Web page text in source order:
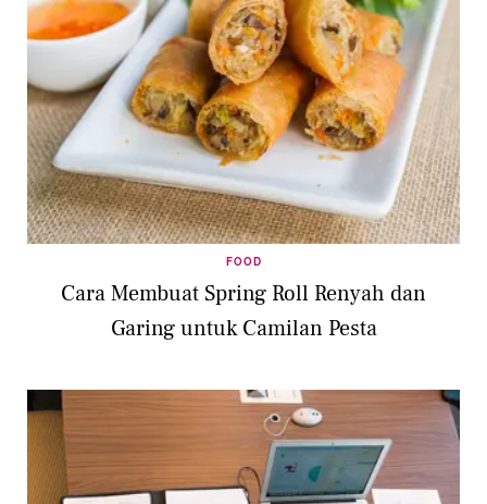
FOOD
Cara Membuat Spring Roll Renyah dan
Garing untuk Camilan Pesta